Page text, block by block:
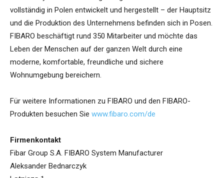
vollständig in Polen entwickelt und hergestellt – der Hauptsitz
und die Produktion des Unternehmens befinden sich in Posen.
FIBARO beschäftigt rund 350 Mitarbeiter und möchte das
Leben der Menschen auf der ganzen Welt durch eine
moderne, komfortable, freundliche und sichere
Wohnumgebung bereichern.
Für weitere Informationen zu FIBARO und den FIBARO-
Produkten besuchen Sie www.fibaro.com/de
Firmenkontakt
Fibar Group S.A. FIBARO System Manufacturer
Aleksander Bednarczyk